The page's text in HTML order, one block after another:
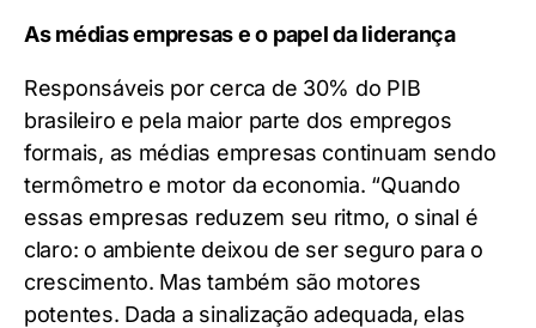
As médias empresas e o papel da liderança
Responsáveis por cerca de 30% do PIB
brasileiro e pela maior parte dos empregos
formais, as médias empresas continuam sendo
termômetro e motor da economia. “Quando
essas empresas reduzem seu ritmo, o sinal é
claro: o ambiente deixou de ser seguro para o
crescimento. Mas também são motores
potentes. Dada a sinalização adequada, elas